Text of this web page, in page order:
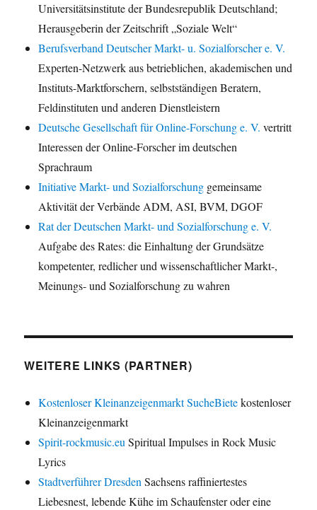
Universitätsinstitute der Bundesrepublik Deutschland;
Herausgeberin der Zeitschrift „Soziale Welt“
Berufsverband Deutscher Markt- u. Sozialforscher e. V.
Experten-Netzwerk aus betrieblichen, akademischen und
Instituts-Marktforschern, selbstständigen Beratern,
Feldinstituten und anderen Dienstleistern
Deutsche Gesellschaft für Online-Forschung e. V. vertritt
Interessen der Online-Forscher im deutschen
Sprachraum
Initiative Markt- und Sozialforschung gemeinsame
Aktivität der Verbände ADM, ASI, BVM, DGOF
Rat der Deutschen Markt- und Sozialforschung e. V.
Aufgabe des Rates: die Einhaltung der Grundsätze
kompetenter, redlicher und wissenschaftlicher Markt-,
Meinungs- und Sozialforschung zu wahren
WEITERE LINKS (PARTNER)
Kostenloser Kleinanzeigenmarkt SucheBietekostenloser
Kleinanzeigenmarkt
Spirit-rockmusic.eu Spiritual Impulses in Rock Music
Lyrics
Stadtverführer Dresden Sachsens raffiniertestes
Liebesnest, lebende Kühe im Schaufenster oder eine